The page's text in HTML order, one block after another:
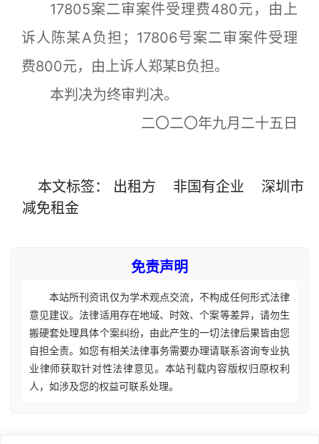
17805案二审案件受理费480元，由上
诉人陈某A负担；17806号案二审案件受理
费800元，由上诉人郑某B负担。
本判决为终审判决。
二〇二〇年九月二十五日
本文标签： 出租方 非国有企业
深圳市
减免租金
免责声明
本站所刊资讯仅为学术观点交流，不构成任何形式法律
意见建议。法律适用存在地域、时效、个案等差异，请勿生
搬硬套处理具体个案纠纷，由此产生的一切法律后果皆由您
自担全责。如您有相关法律事务需要办理请联系咨询专业执
业律师获取针对性法律意见。本站刊载内容版权归原权利
人，如涉及您的权益可联系处理。